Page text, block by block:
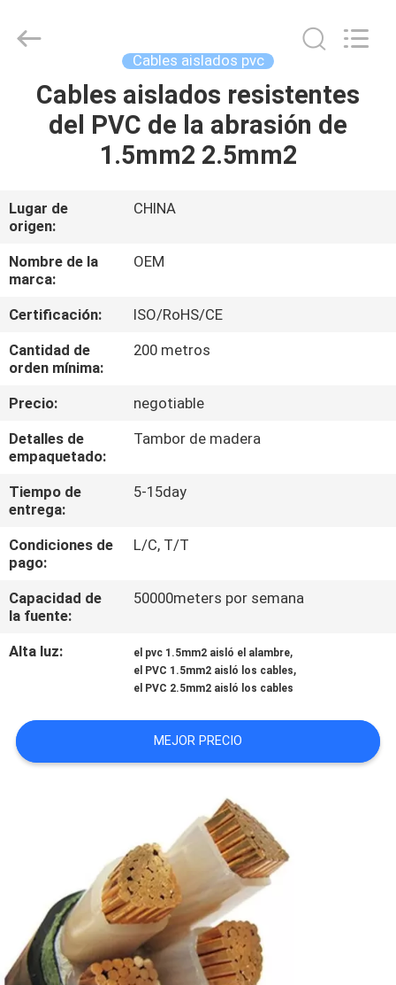
HOGAR
PRODUCTOS
SOBRE
NOSOTROS
VIAJE
DE
LA
CONTROL
DE
CALIDAD
ÉNTRENOS
EN
CONTACTO
CON
UNA
CITA
PRIVACY
POLICY
Enterprise
Management
Reserved.
Cables aislados pvc
Cables aislados resistentes
del PVC de la abrasión de
1.5mm2 2.5mm2
Lugar de
origen:
CHINA
Nombre de la
marca:
OEM
Certificación:
ISO/RoHS/CE
Cantidad de
orden mínima:
200 metros
Precio:
negotiable
Detalles de
empaquetado:
Tambor de madera
Tiempo de
entrega:
5-15day
Condiciones de
pago:
L/C, T/T
Capacidad de
la fuente:
50000meters por semana
Alta luz: el pvc 1.5mm2 aisló el alambre,
el PVC 1.5mm2 aisló los cables,
el PVC 2.5mm2 aisló los cables
MEJOR PRECIO